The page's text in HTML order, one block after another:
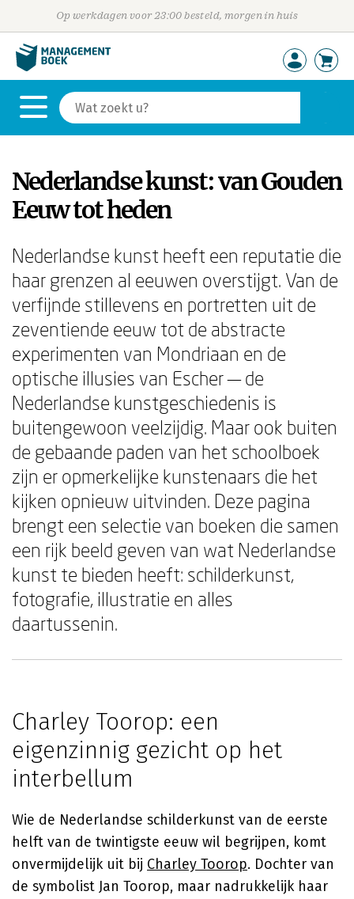
Op werkdagen voor 23:00 besteld, morgen in huis
Nederlandse kunst: van Gouden
Eeuw tot heden
Nederlandse kunst heeft een reputatie die
haar grenzen al eeuwen overstijgt. Van de
verfijnde stillevens en portretten uit de
zeventiende eeuw tot de abstracte
experimenten van Mondriaan en de
optische illusies van Escher — de
Nederlandse kunstgeschiedenis is
buitengewoon veelzijdig. Maar ook buiten
de gebaande paden van het schoolboek
zijn er opmerkelijke kunstenaars die het
kijken opnieuw uitvinden. Deze pagina
brengt een selectie van boeken die samen
een rijk beeld geven van wat Nederlandse
kunst te bieden heeft: schilderkunst,
fotografie, illustratie en alles
daartussenin.
Charley Toorop: een
eigenzinnig gezicht op het
interbellum
Wie de Nederlandse schilderkunst van de eerste
helft van de twintigste eeuw wil begrijpen, komt
onvermijdelijk uit bij Charley Toorop. Dochter van
de symbolist Jan Toorop, maar nadrukkelijk haar